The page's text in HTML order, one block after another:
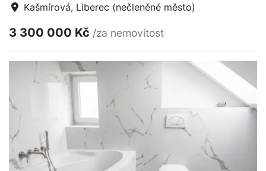
Kašmírová, Liberec (nečleněné město)
3 300 000 Kč /za nemovitost